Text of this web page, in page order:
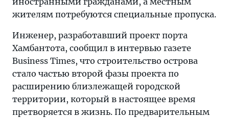
жителям потребуются специальные пропуска.
Инженер, разработавший проект порта
Хамбантота, сообщил в интервью газете
Business Times, что строительство острова
стало частью второй фазы проекта по
расширению близлежащей городской
территории, который в настоящее время
претворяется в жизнь. По предварительным